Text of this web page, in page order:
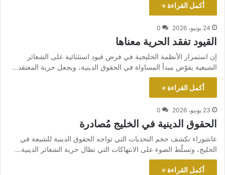
أكمل القراءة »
24 يونيو، 2026 0
القيود تفقد الحرية معناها
إن استمرار الأنظمة الخليجية في فرض قيود استثنائية على الشعائر
الشيعية يقوّض مبدأ المساواة في الحقوق الدينية، ويجعل حرية المعتقد…
أكمل القراءة »
23 يونيو، 2026 0
الحقوق الدينية في الخليج مُصادرة
عاشوراء تكشف حجم التحديات التي تواجه الحقوق الدينية للشيعة في
الخليج، وتسلّط الضوء على الانتهاكات التي تطال حرية الشعائر الدينية…
أكمل القراءة »